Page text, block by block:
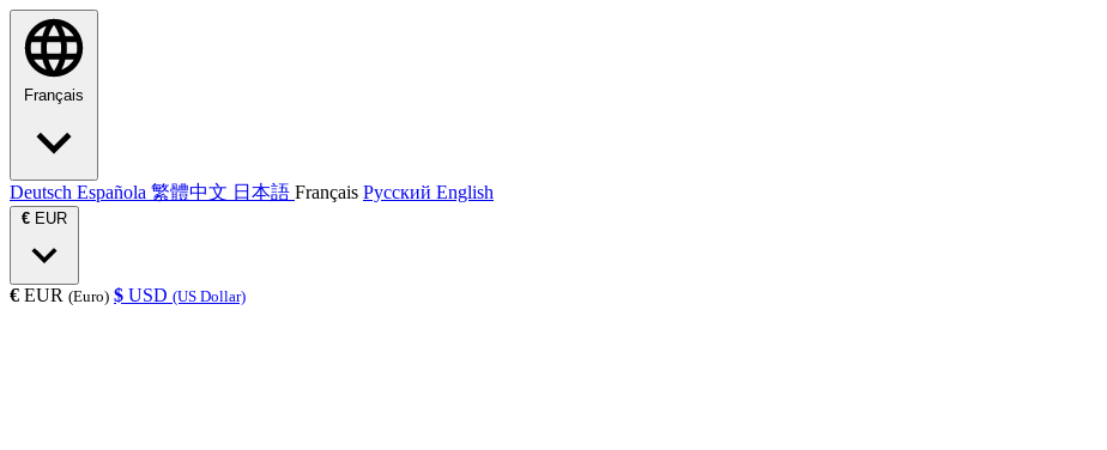
Français
Deutsch Española 繁體中文 日本語 Français Русский English
€ EUR
€ EUR (Euro) $ USD (US Dollar)